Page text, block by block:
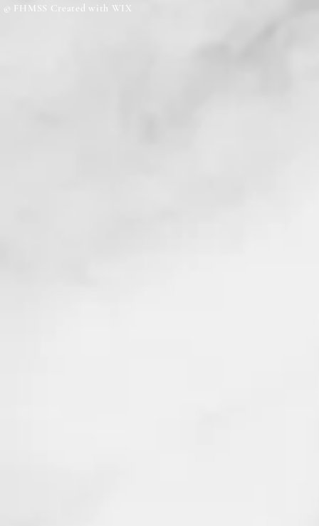
© FHMSS Created with WIX